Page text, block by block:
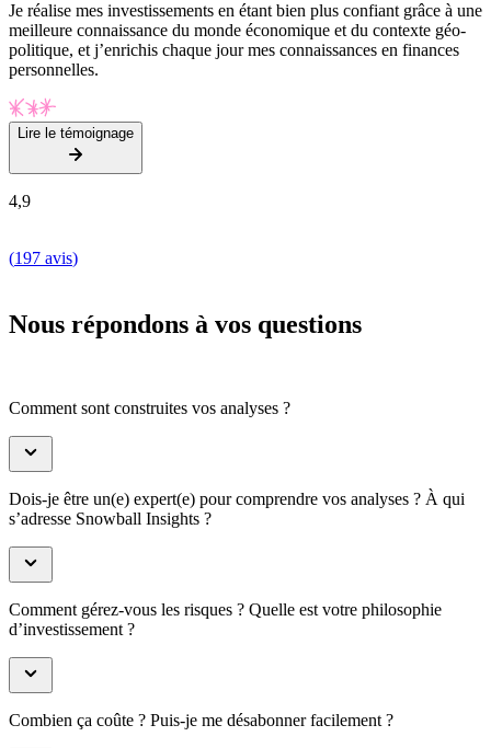
Je réalise mes investissements en étant bien plus confiant grâce à une
meilleure connaissance du monde économique et du contexte géo-
politique, et j’enrichis chaque jour mes connaissances en finances
personnelles.
Lire le témoignage
4,9
(197 avis)
Nous répondons à vos questions
Comment sont construites vos analyses ?
Dois-je être un(e) expert(e) pour comprendre vos analyses ? À qui
s’adresse Snowball Insights ?
Comment gérez-vous les risques ? Quelle est votre philosophie
d’investissement ?
Combien ça coûte ? Puis-je me désabonner facilement ?